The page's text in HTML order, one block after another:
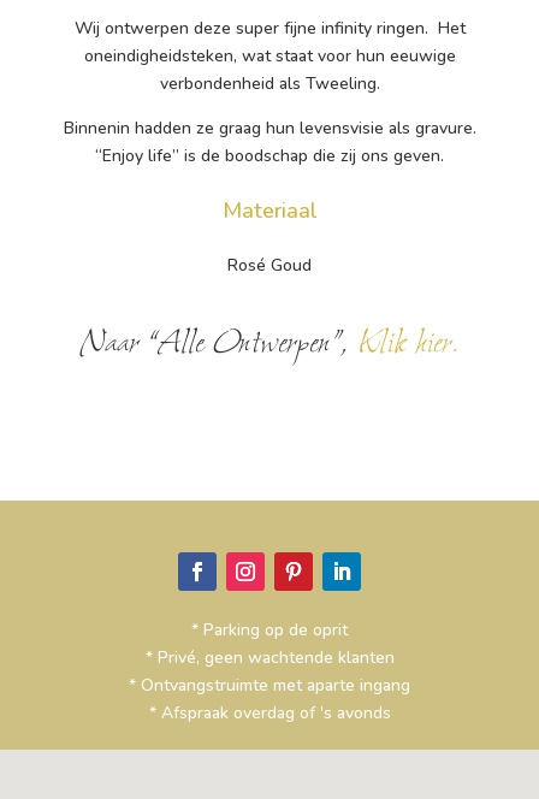
Wij ontwerpen deze super fijne infinity ringen. Het
oneindigheidsteken, wat staat voor hun eeuwige
verbondenheid als Tweeling.
Binnenin hadden ze graag hun levensvisie als gravure.
“Enjoy life” is de boodschap die zij ons geven.
Materiaal
Rosé Goud
Naar “Alle Ontwerpen”, Klik hier.
* Parking op de oprit
* Privé, geen wachtende klanten
* Ontvangstruimte met aparte ingang
* Afspraak overdag of 's avonds